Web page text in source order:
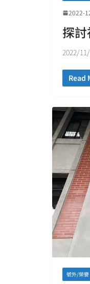
2022-
探
2022/
Read
號外/榮譽